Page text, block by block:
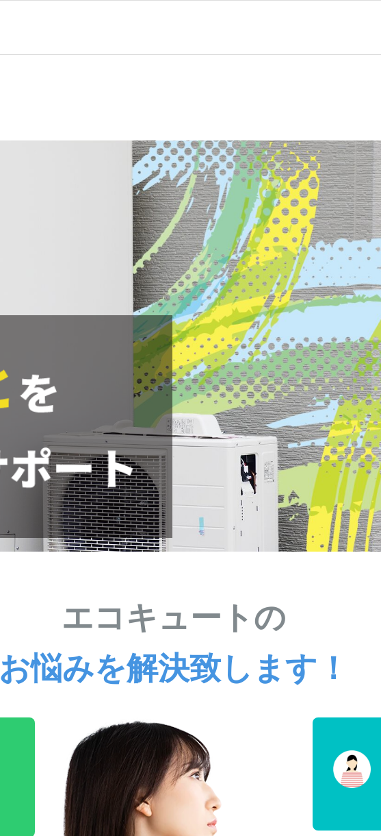
エコキュートの
お悩みを解決致します！